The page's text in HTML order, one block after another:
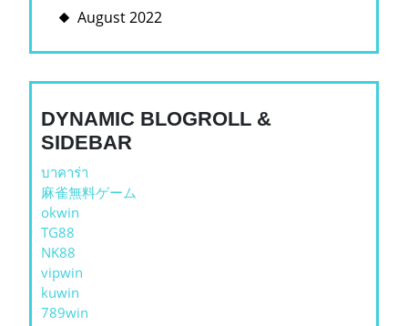
August 2022
DYNAMIC BLOGROLL &
SIDEBAR
บาคาร่า
麻雀無料ゲーム
okwin
TG88
NK88
vipwin
kuwin
789win